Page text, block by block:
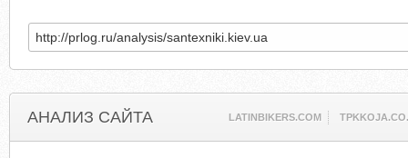
АНАЛИЗ САЙТА LATINBIKERS.COM